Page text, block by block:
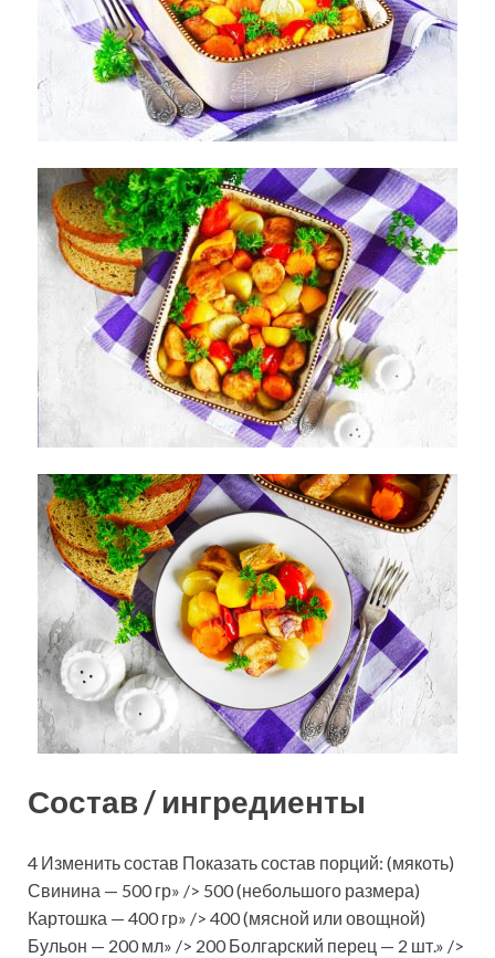
Состав / ингредиенты
4 Изменить состав Показать состав порций: (мякоть)
Свинина — 500 гр» /> 500 (небольшого размера)
Картошка — 400 гр» /> 400 (мясной или овощной)
Бульон — 200 мл» /> 200 Болгарский перец — 2 шт.» />